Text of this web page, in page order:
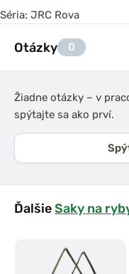
Séria: JRC Rova
Otázky 0
Žiadne otázky – v
spýtajte sa ako prví.
ĎalšieSaky na